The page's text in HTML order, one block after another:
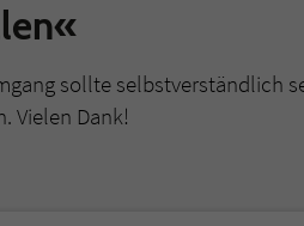
sollte selbstverständlich
Vielen Dank!